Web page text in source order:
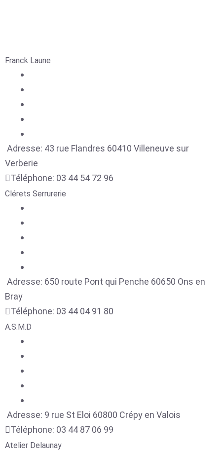
Franck Laune
Adresse: 43 rue Flandres 60410 Villeneuve sur
Verberie
Téléphone: 03 44 54 72 96
Clérets Serrurerie
Adresse: 650 route Pont qui Penche 60650 Ons en
Bray
Téléphone: 03 44 04 91 80
A.S.M.D
Adresse: 9 rue St Eloi 60800 Crépy en Valois
Téléphone: 03 44 87 06 99
Atelier Delaunay